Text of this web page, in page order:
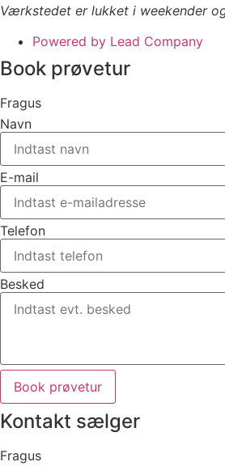
Værkstedet er lukket i weekender
Powered by Lead Company
Book prøvetur
Fragus
Navn
E-mail
Telefon
Besked
Book prøvetur
Kontakt sælger
Fragus